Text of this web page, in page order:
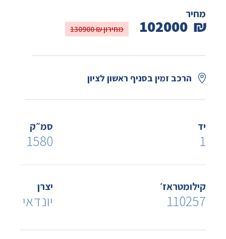
מחיר
₪ מחירון ₪ 130900
הרכב זמין בסניף ראשון לציון
יד
1
סמ״ק
1580
קילומטראז׳
110257
יצרן
יונדאי